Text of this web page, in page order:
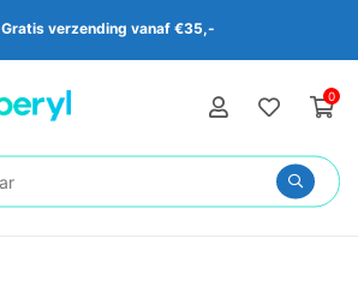
Gratis verzending vanaf €35,-
0